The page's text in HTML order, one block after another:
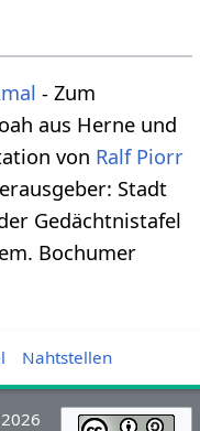
- Zum
aus Herne und
von Ralf Piorr
Stadt
Gedächtnistafel
Bochumer
Nahtstellen